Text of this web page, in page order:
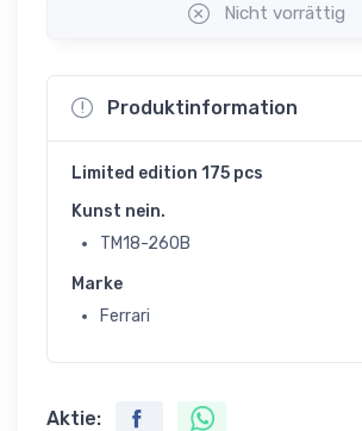
Nicht vorrättig
Produktinformation
Limited edition 175 pcs
Kunst nein.
TM18-260B
Marke
Ferrari
Aktie: